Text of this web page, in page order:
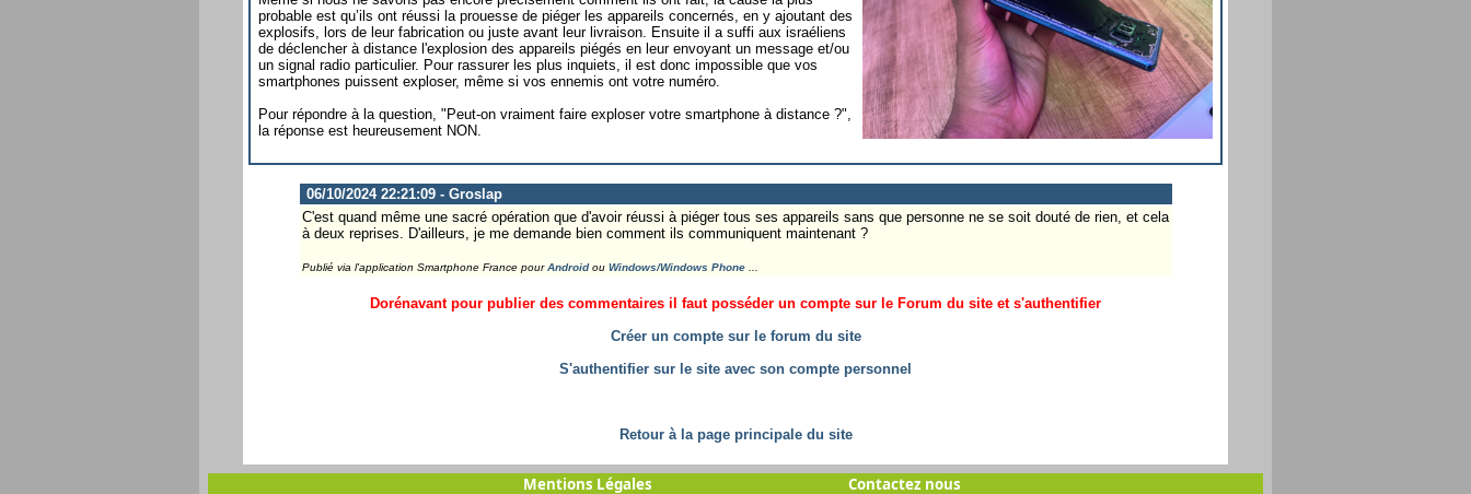
probable est qu’ils ont réussi la prouesse de piéger les appareils concernés, en y ajoutant des
explosifs, lors de leur fabrication ou juste avant leur livraison. Ensuite il a suffi aux israéliens
de déclencher à distance l'explosion des appareils piégés en leur envoyant un message et/ou
un signal radio particulier. Pour rassurer les plus inquiets, il est donc impossible que vos
smartphones puissent exploser, même si vos ennemis ont votre numéro.
Pour répondre à la question, "Peut-on vraiment faire exploser votre smartphone à distance ?",
la réponse est heureusement NON.
06/10/2024 22:21:09 - Groslap
C'est quand même une sacré opération que d'avoir réussi à piéger tous ses appareils sans que personne ne se soit douté de rien, et cela
à deux reprises. D'ailleurs, je me demande bien comment ils communiquent maintenant ?
Publié via l'application Smartphone France pourAndroidou Windows/Windows Phone...
Dorénavant pour publier des commentaires il faut posséder un compte sur le Forum du site et s'authentifier
Créer un compte sur le forum du site
S'authentifier sur le site avec son compte personnel
Retour à la page principale du site
Mentions Légales Contactez nous